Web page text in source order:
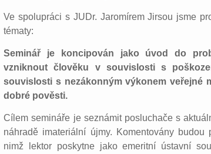
Ve spolupráci s JUDr. Jaromírem Jirsou jsme
tématy:
Seminář je koncipován jako úvod do
vzniknout člověku v souvislosti s
souvislosti s nezákonným výkonem veřejné
dobré pověsti.
Cílem semináře je seznámit posluchače s
náhradě imateriální újmy. Komentovány
nimž lektor poskytne jako emeritní ústavní